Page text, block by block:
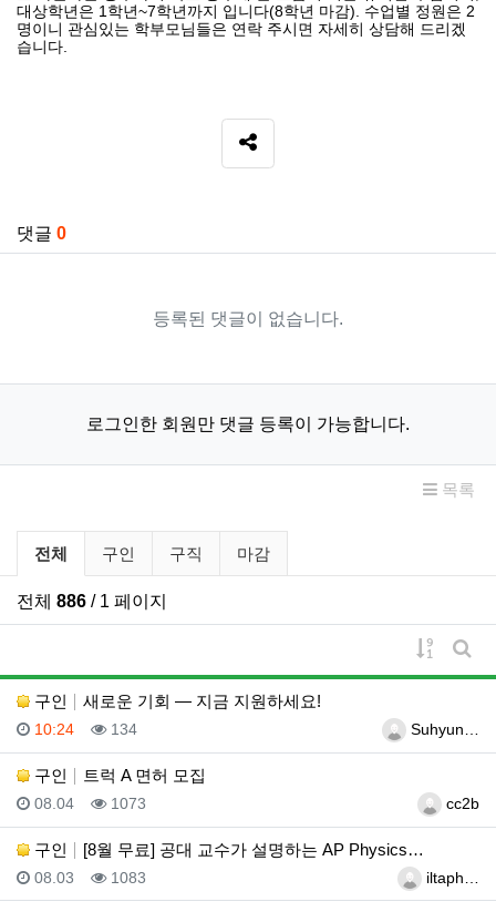
대상학년은 1학년~7학년까지 입니다(8학년 마감). 수업별 정원은 2
명이니 관심있는 학부모님들은 연락 주시면 자세히 상담해 드리겠
습니다.
SNS 공유
댓글 0
등록된 댓글이 없습니다.
로그인한 회원만 댓글 등록이 가능합니다.
목록
구인/구직 분류 목록
전체 구인 구직 마감
전체 886 / 1 페이지
게시물
게
구인
새로운 기회 — 지금 지원하세요!
등록자Suhyun…
등록일
10:24 조회
134
구인 트럭 A 면허 모집
등록자cc2b
등록일
08.04 조회
1073
구인 [8월 무료] 공대 교수가 설명하는 AP Physics…
등록자iltaph…
등록일
08.03 조회
1083